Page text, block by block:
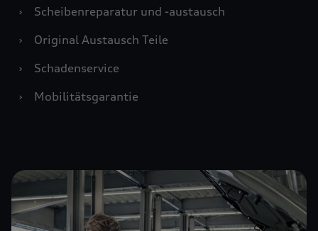
›
Scheibenreparatur und -austausch
›
Original Austausch Teile
›
Schadenservice
›
Mobilitätsgarantie